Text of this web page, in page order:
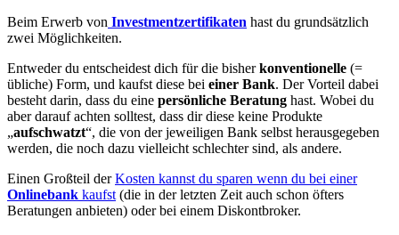
Beim Erwerb von Investmentzertifikaten hast du grundsätzlich
zwei Möglichkeiten.
Entweder du entscheidest dich für die bisherkonventionelle (=
übliche) Form, und kaufst diese bei einer Bank. Der Vorteil dabei
besteht darin, dass du eine persönliche Beratung hast. Wobei du
aber darauf achten solltest, dass dir diese keine Produkte
„aufschwatzt“, die von der jeweiligen Bank selbst herausgegeben
werden, die noch dazu vielleicht schlechter sind, als andere.
Einen Großteil derKosten kannst du sparen wenn du bei einer
Onlinebank kaufst (die in der letzten Zeit auch schon öfters
Beratungen anbieten) oder bei einem Diskontbroker.